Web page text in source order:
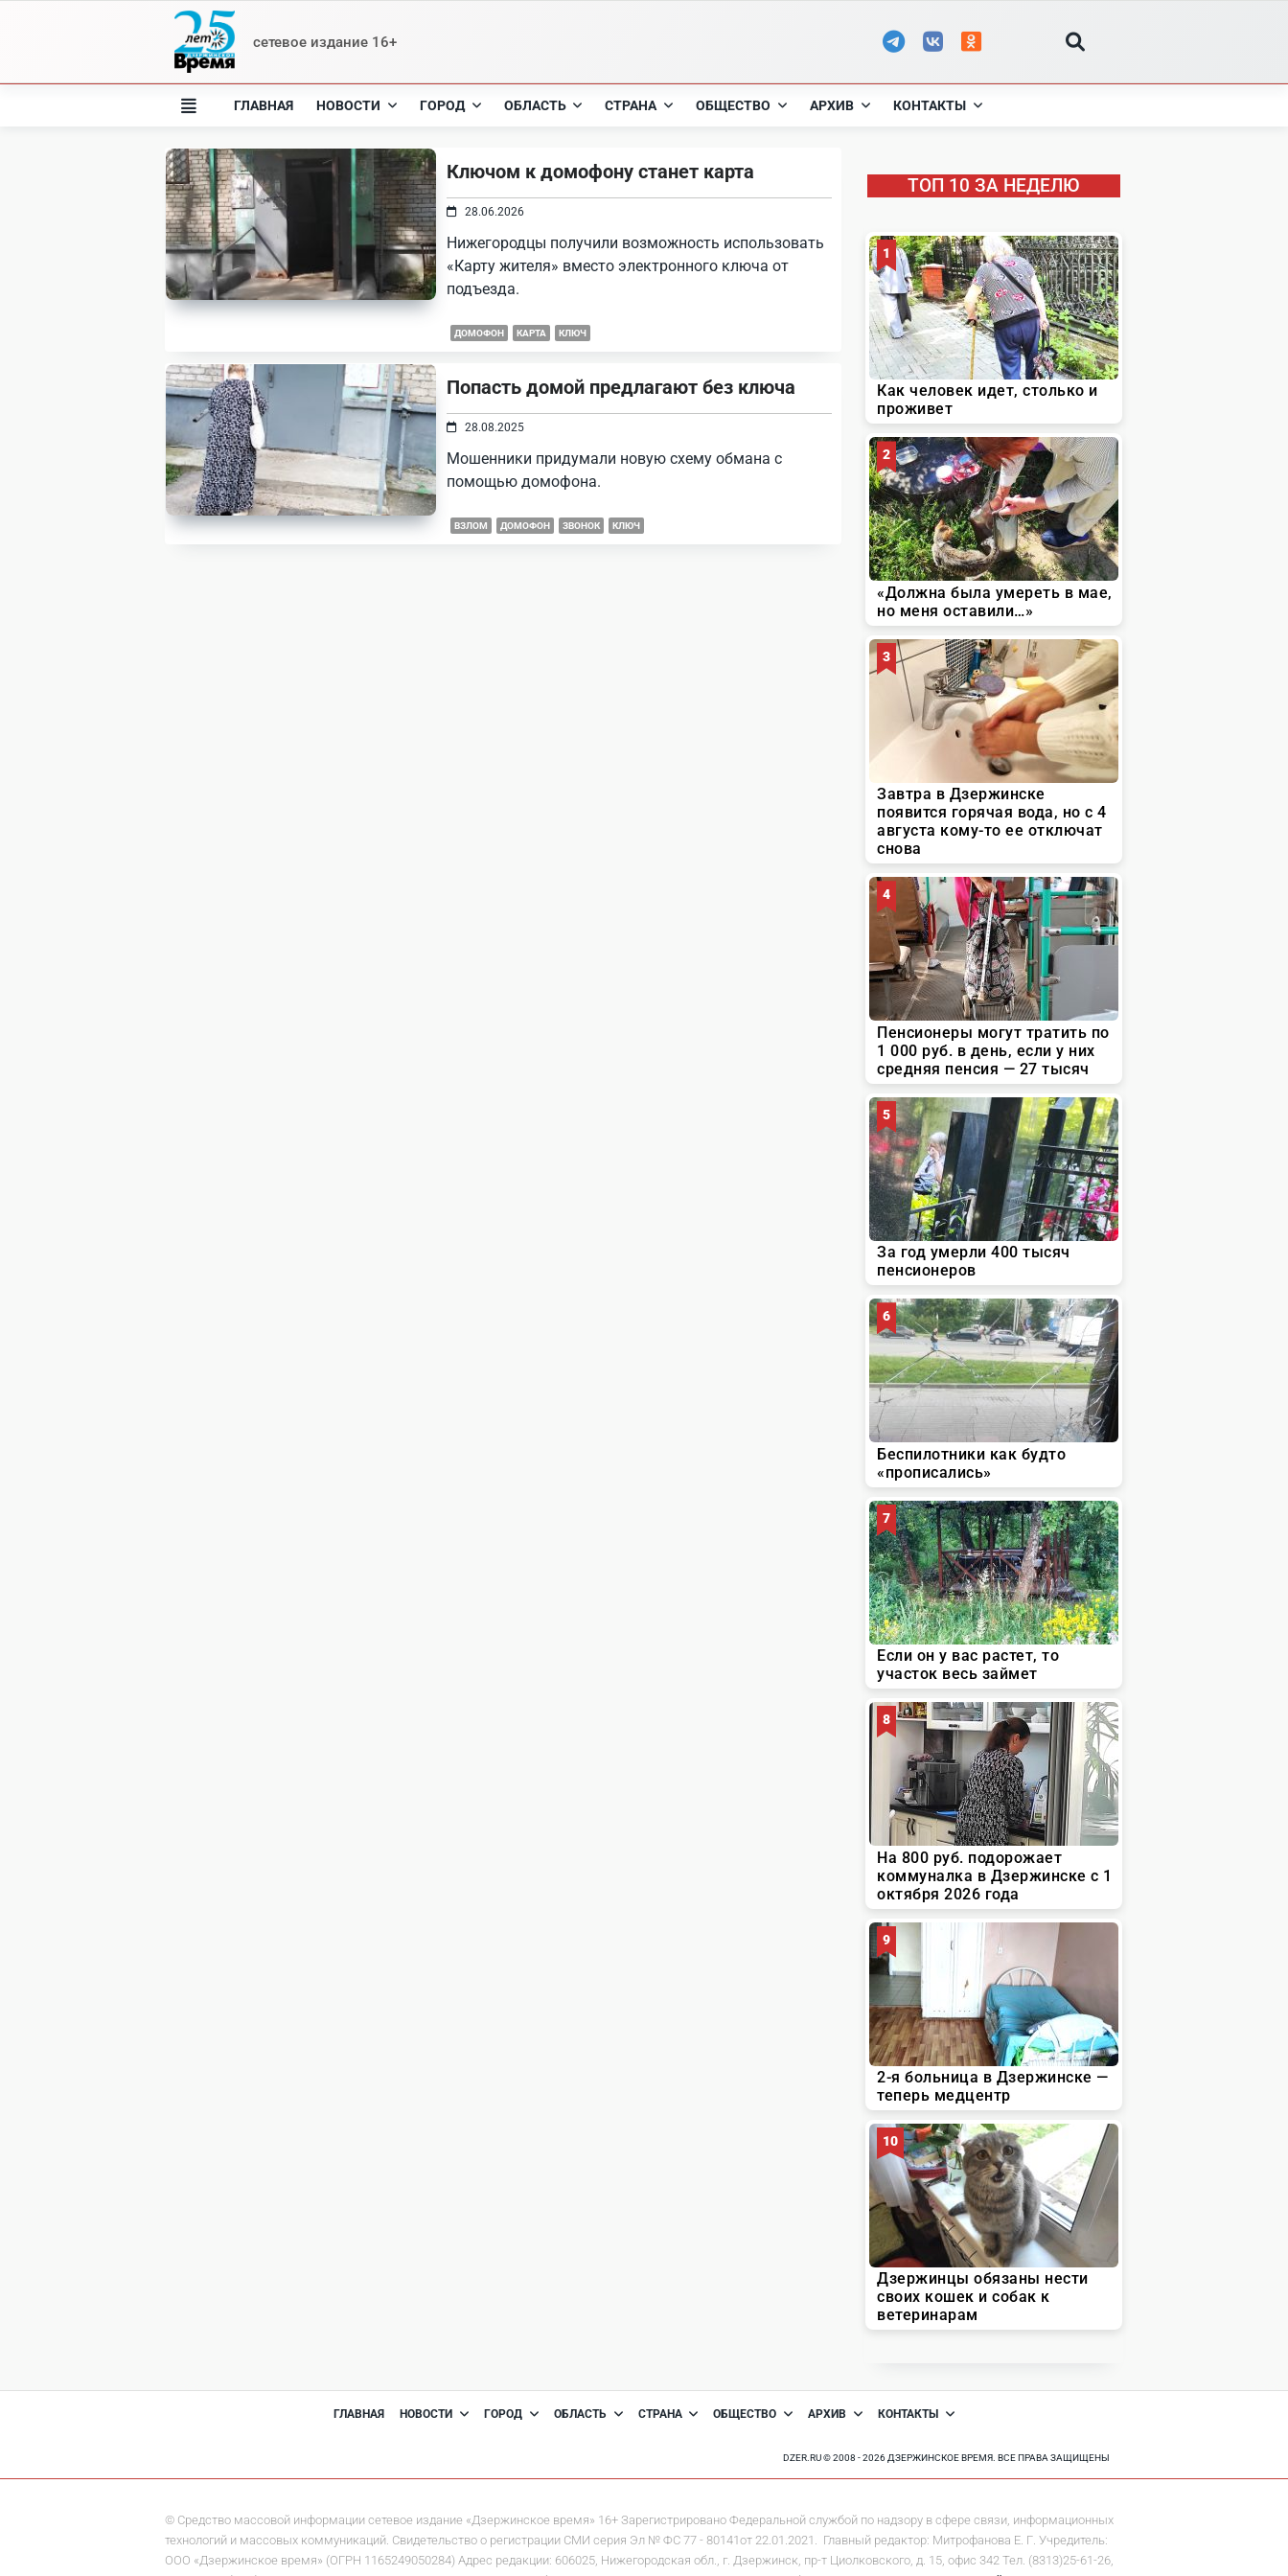
сетевое издание 16+
ГЛАВНАЯ НОВОСТИ ГОРОД ОБЛАСТЬ СТРАНА ОБЩЕСТВО АРХИВ КОНТАКТЫ
Ключом к домофону станет карта
28.06.2026
Нижегородцы получили возможность использовать
«Карту жителя» вместо электронного ключа от
подъезда.
ДОМОФОН КАРТА КЛЮЧ
Попасть домой предлагают без ключа
28.08.2025
Мошенники придумали новую схему обмана с
помощью домофона.
ВЗЛОМ ДОМОФОН ЗВОНОК КЛЮЧ
ТОП 10 ЗА НЕДЕЛЮ
ГЛАВНАЯ НОВОСТИ ГОРОД ОБЛАСТЬ СТРАНА ОБЩЕСТВО АРХИВ КОНТАКТЫ
DZER.RU © 2008 - 2026 ДЗЕРЖИНСКОЕ ВРЕМЯ. ВСЕ ПРАВА ЗАЩИЩЕНЫ
© Средство массовой информации сетевое издание «Дзержинское время» 16+ Зарегистрировано Федеральной службой по надзору в сфере связи, информационных
технологий и массовых коммуникаций. Свидетельство о регистрации СМИ серия Эл № ФС 77 - 80141от 22.01.2021. Главный редактор: Митрофанова Е. Г. Учредитель:
ООО «Дзержинское время» (ОГРН 1165249050284) Адрес редакции: 606025, Нижегородская обл., г. Дзержинск, пр-т Циолковского, д. 15, офис 342 Тел. (8313)25-61-26,